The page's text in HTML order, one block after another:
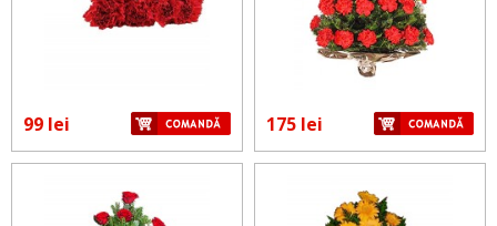
99 lei 175 lei